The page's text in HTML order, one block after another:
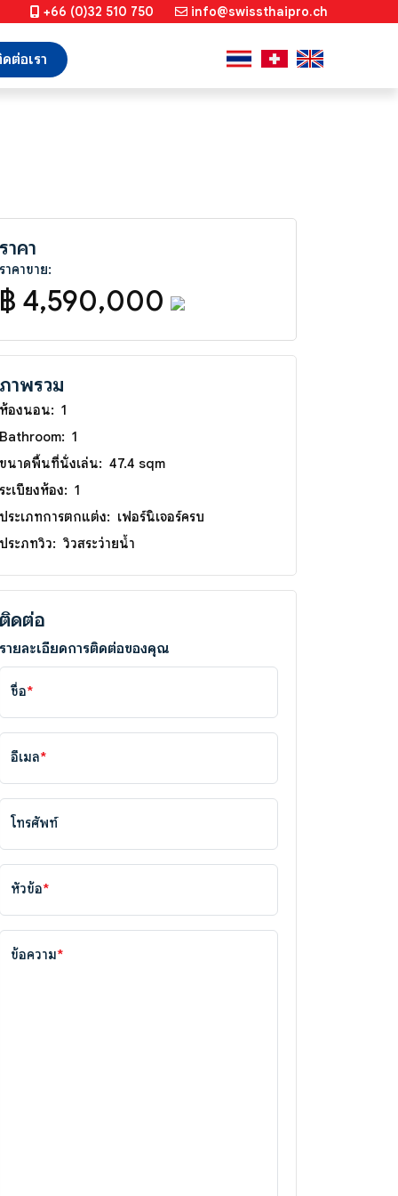
+66 (0)32 510 750 info@swissthaipro.ch
ต่อเรา
ราคา
ราคาขาย:
฿ 4,590,000
ภาพรวม
ห้องนอน: 1
Bathroom: 1
ขนาดพื้นที่นั่งเล่น: 47.4 sqm
ระเบียงห้อง: 1
ประเภทการตกแต่ง: เฟอร์นิเจอร์ครบ
ประภทวิว: วิวสระว่ายน้ำ
ติดต่อ
รายละเอียดการติดต่อของคุณ
ชื่อ*
อีเมล*
โทรศัพท์
หัวข้อ*
ข้อความ*